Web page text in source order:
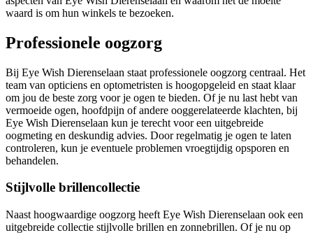
waard is om hun winkels te bezoeken.
Professionele oogzorg
Bij Eye Wish Dierenselaan staat professionele oogzorg centraal. Het
team van opticiens en optometristen is hoogopgeleid en staat klaar
om jou de beste zorg voor je ogen te bieden. Of je nu last hebt van
vermoeide ogen, hoofdpijn of andere ooggerelateerde klachten, bij
Eye Wish Dierenselaan kun je terecht voor een uitgebreide
oogmeting en deskundig advies. Door regelmatig je ogen te laten
controleren, kun je eventuele problemen vroegtijdig opsporen en
behandelen.
Stijlvolle brillencollectie
Naast hoogwaardige oogzorg heeft Eye Wish Dierenselaan ook een
uitgebreide collectie stijlvolle brillen en zonnebrillen. Of je nu op